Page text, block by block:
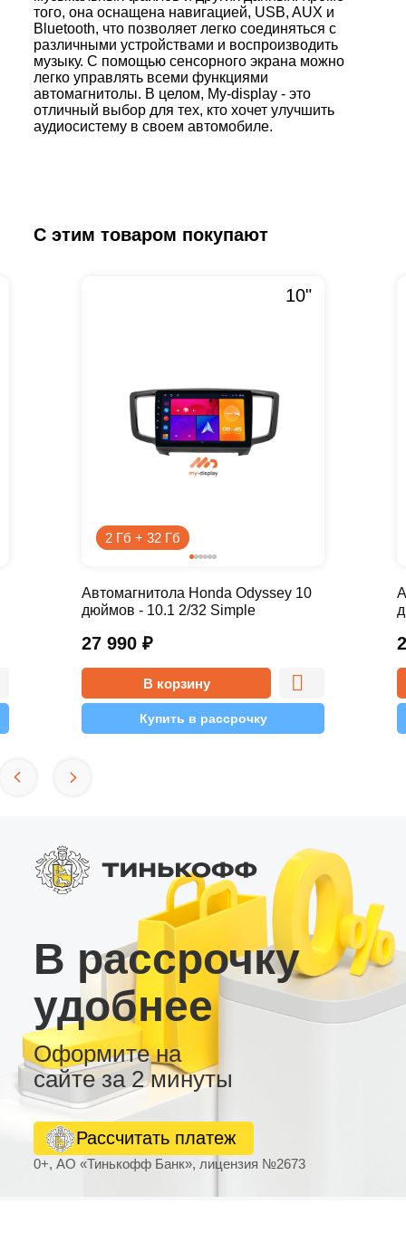
того, она оснащена навигацией, USB, AUX и
Bluetooth, что позволяет легко соединяться с
различными устройствами и воспроизводить
музыку. С помощью сенсорного экрана можно
легко управлять всеми функциями
автомагнитолы. В целом, My-display - это
отличный выбор для тех, кто хочет улучшить
аудиосистему в своем автомобиле.
С этим товаром покупают
2 Гб + 32 Гб
10"
27 990 ₽
Автомагнитола Honda Odyssey 10
дюймов - 10.1 2/32 Simple
В корзину
Купить в рассрочку
В рассрочку
удобнее
Оформите на
сайте за 2 минуты
0+, АО «Тинькофф Банк», лицензия №2673
Рассчитать платеж